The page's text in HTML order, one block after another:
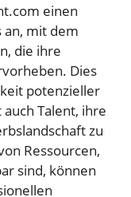
einen
an, mit dem
die ihre
Dies
potenzieller
Talent, ihre
zu
Ressourcen,
sind, können